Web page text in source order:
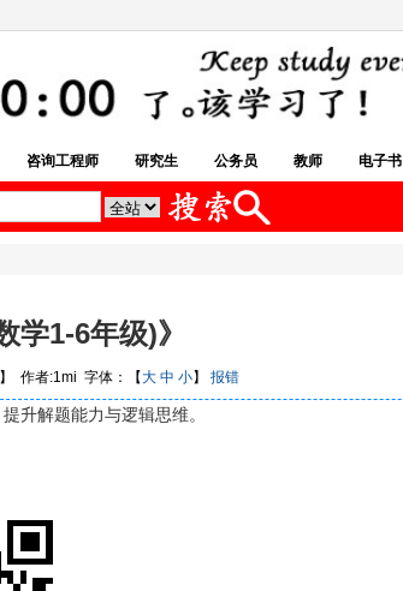
咨询工程师 研究生 公务员 教师 电子书
学1-6年级)》
作者:1mi 字体：【大 中 小】 报错
升解题能力与逻辑思维。